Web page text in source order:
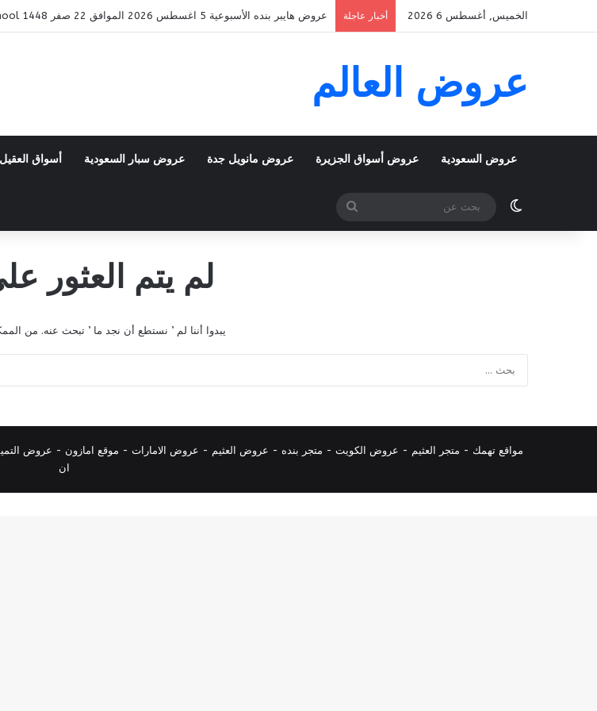
الخميس, أغسطس 6 2026 أخبار عاجلة عروض هايبر بنده الأسبوعية 5 اغسطس 2026 الموافق 22 صفر 1448 Back To School
عروض العالم
عروض السعودية عروض أسواق الجزيرة عروض مانويل جدة عروض سبار السعودية أسواق العقيل
الوضع المظلم
بحث
عن
لم يتم العثور
يبدوا أننا لم ’ نستطع أن نجد ما ’ تبحث عنه. من
مواقع تهمك - متجر العثيم - عروض الكويت - متجر بنده - عروض العثيم - عروض الامارات - موقع امازون - عروض
ان